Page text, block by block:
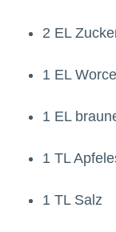
2 EL
1 EL
1 EL
1 TL
1 TL Salz